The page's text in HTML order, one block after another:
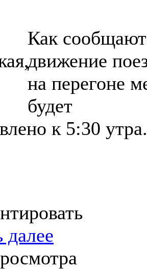
Как сообщают
движение
на перегоне
будет
к 5:30 утра.
далее